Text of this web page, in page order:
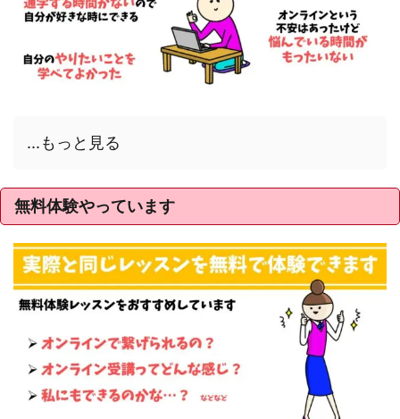
...もっと見る
無料体験やっています